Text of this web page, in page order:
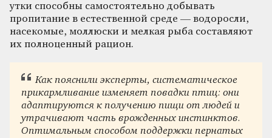
утки способны самостоятельно добывать
пропитание в естественной среде — водоросли,
насекомые, моллюски и мелкая рыба составляют
их полноценный рацион.
Как пояснили эксперты, систематическое
прикармливание изменяет повадки птиц: они
адаптируются к получению пищи от людей и
утрачивают часть врожденных инстинктов.
Оптимальным способом поддержки пернатых